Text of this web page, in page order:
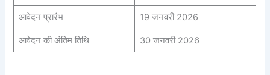
आवेदन प्रारंभ 19 जनवरी 2026
आवेदन की अंतिम तिथि 30 जनवरी 2026